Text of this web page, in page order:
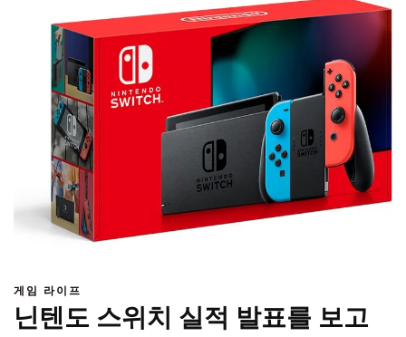
게임 라이프
닌텐도 스위치 실적 발표를 보고